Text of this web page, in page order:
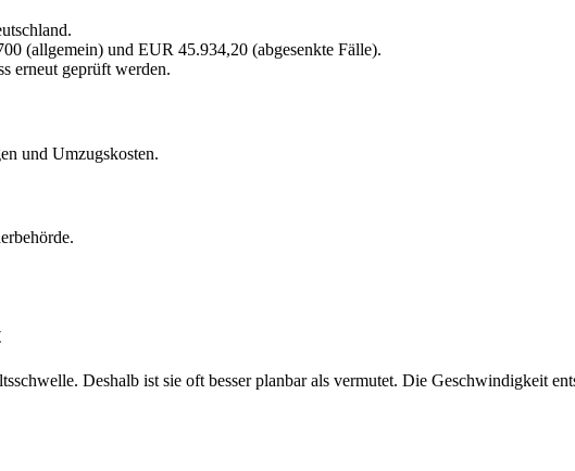
(allgemein) und EUR 45.934,20 (abgesenkte Fälle).
erneut geprüft werden.
und Umzugskosten.
Deshalb ist sie oft besser planbar als vermutet. Die Geschwindigkeit